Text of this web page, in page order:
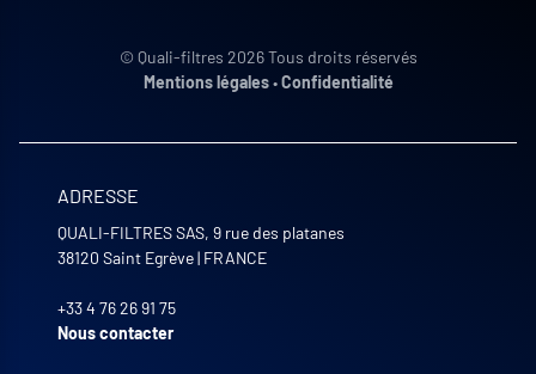
© Quali-filtres 2026 Tous droits réservés
Mentions légales•Confidentialité
ADRESSE
QUALI-FILTRES SAS, 9 rue des platanes
38120 Saint Egrève| FRANCE
+33 4 76 26 91 75
Nous contacter